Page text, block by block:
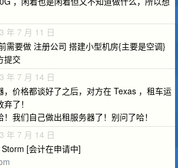
年 7 月 11 日
需要做 注册公司 搭建小型机房{主要是空调}
提交
年 7 月 14 日
，价格都谈好了之后，对方在 Texas ，租车运
了！
我们自己做出租服务器了！别问了哈！
年 7 月 14 日
[会计在申请中]